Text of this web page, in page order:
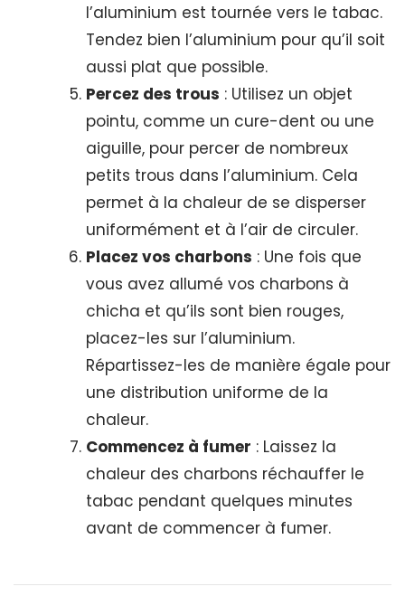
l’aluminium est tournée vers le tabac.
Tendez bien l’aluminium pour qu’il soit
aussi plat que possible.
Percez des trous : Utilisez un objet
pointu, comme un cure-dent ou une
aiguille, pour percer de nombreux
petits trous dans l’aluminium. Cela
permet à la chaleur de se disperser
uniformément et à l’air de circuler.
Placez vos charbons : Une fois que
vous avez allumé vos charbons à
chicha et qu’ils sont bien rouges,
placez-les sur l’aluminium.
Répartissez-les de manière égale pour
une distribution uniforme de la
chaleur.
Commencez à fumer : Laissez la
chaleur des charbons réchauffer le
tabac pendant quelques minutes
avant de commencer à fumer.